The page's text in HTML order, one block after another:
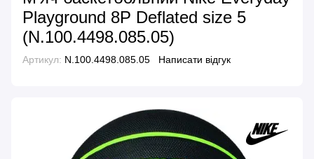
Playground 8P Deflated size 5
(N.100.4498.085.05)
Артикул: N.100.4498.085.05 Написати відгук